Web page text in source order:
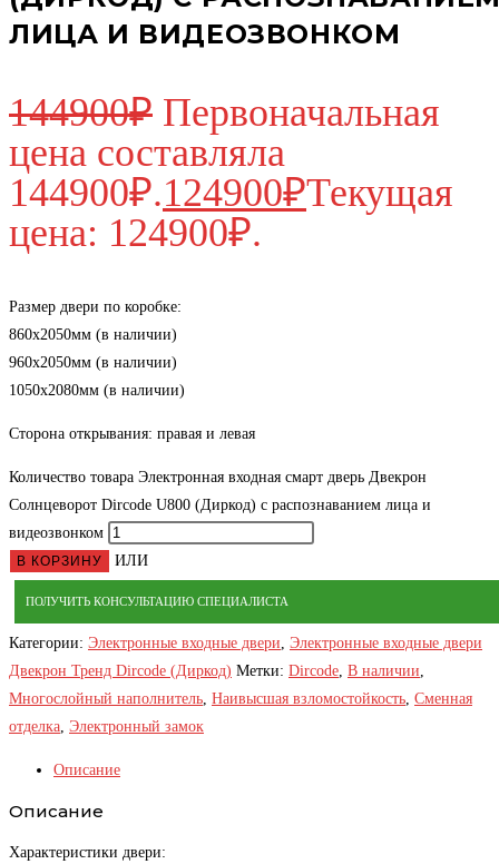
ЛИЦА И ВИДЕОЗВОНКОМ
144900₽ Первоначальная
цена составляла
144900₽.124900₽Текущая
цена: 124900₽.
Размер двери по коробке:
860х2050мм (в наличии)
960х2050мм (в наличии)
1050х2080мм (в наличии)
Сторона открывания: правая и левая
Количество товара Электронная входная смарт дверь Двекрон
Солнцеворот Dircode U800 (Диркод) с распознаванием лица и
видеозвонком
В КОРЗИНУ ИЛИ
ПОЛУЧИТЬ КОНСУЛЬТАЦИЮ СПЕЦИАЛИСТА
Категории: Электронные входные двери Электронные входные двери
Двекрон Тренд Dircode (Диркод) Метки: Dircode В наличии
Многослойный наполнитель Наивысшая взломостойкость Сменная
отделка Электронный замок
Описание
Описание
Характеристики двери: